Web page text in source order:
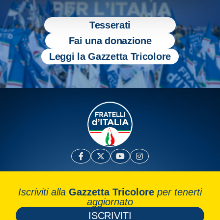
Tesserati
Fai una donazione
Leggi la Gazzetta Tricolore
Iscriviti alla Gazzetta Tricolore per tenerti
aggiornato
ISCRIVITI